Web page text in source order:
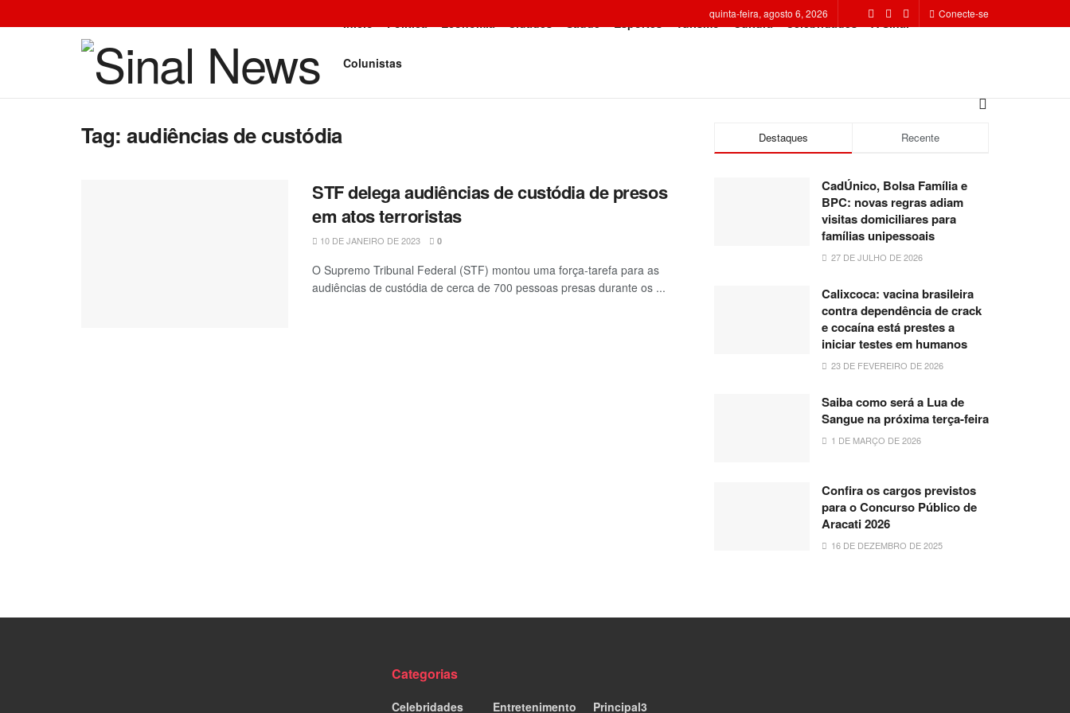
quinta-feira, agosto 6, 2026 Conecte-se
Turismo Cultura Celebridades A Sinal
Colunistas
Tag:audiências de custódia
STF delega audiências de custódia de presos
em atos terroristas
10 DE JANEIRO DE 2023 0
O Supremo Tribunal Federal (STF) montou uma força-tarefa para as
audiências de custódia de cerca de 700 pessoas presas durante os ...
Destaques Recente
CadÚnico, Bolsa Família e
BPC: novas regras adiam
visitas domiciliares para
famílias unipessoais
27 DE JULHO DE 2026
Calixcoca: vacina brasileira
contra dependência de crack
e cocaína está prestes a
iniciar testes em humanos
23 DE FEVEREIRO DE 2026
Saiba como será a Lua de
Sangue na próxima terça-feira
1 DE MARÇO DE 2026
Confira os cargos previstos
para o Concurso Público de
Aracati 2026
16 DE DEZEMBRO DE 2025
Categorias
Celebridades Entretenimento Principal3